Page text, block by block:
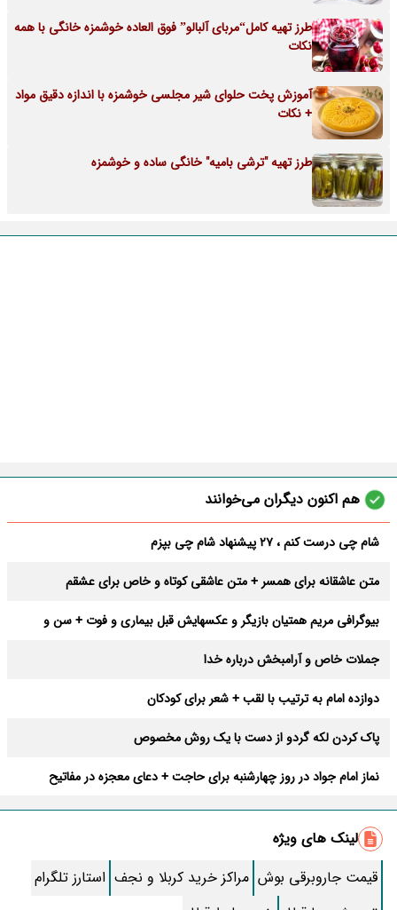
طرز تهیه کامل“مربای آلبالو” فوق العاده خوشمزه خانگی با همه
نکات
آموزش پخت حلوای شیر مجلسی خوشمزه با اندازه دقیق مواد
+ نکات
طرز تهیه "ترشی بامیه" خانگی ساده و خوشمزه
هم اکنون دیگران می‌خوانند
شام چی درست کنم ، 27 پیشنهاد شام چی بپزم
متن عاشقانه برای همسر + متن عاشقی کوتاه و خاص برای عشقم
بیوگرافی مریم همتیان بازیگر و عکسهایش قبل بیماری و فوت + سن و
جملات خاص و آرامبخش درباره خدا
دوازده امام به ترتیب با لقب + شعر برای کودکان
پاک کردن لکه گردو از دست با یک روش مخصوص
نماز امام جواد در روز چهارشنبه برای حاجت + دعای معجزه در مفاتیح
اعمال روز آخر ماه صفر + زیارتنامه امام رضا (ع)
فیلم هایی پر از هیجان و جذابیت برای نوجوانان
نماز غفیله برای حاجت چگونه خوانده میشود؟+ متن قنوت، ثواب و احکام
لینک های ویژه
قیمت جاروبرقی بوش مراکز خرید کربلا و نجف استارز تلگرام